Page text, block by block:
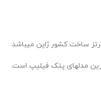
ساخت کشور ژاپن میباشد.
مدلهای پتک فیلیپ است.